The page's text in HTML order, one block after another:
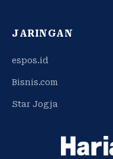
JARINGAN
espos.id
Bisnis.com
Star Jogja